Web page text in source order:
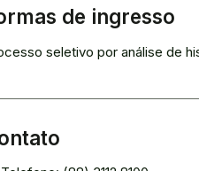
de ingresso
seletivo por análise de